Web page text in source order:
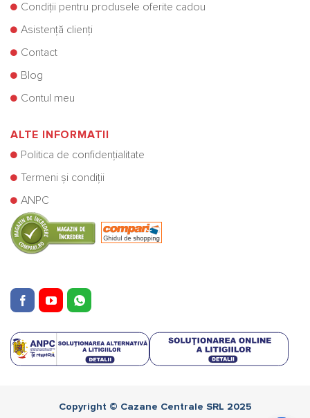
Condiții pentru produsele oferite cadou
Asistență clienți
Contact
Blog
Contul meu
ALTE INFORMATII
Politica de confidențialitate
Termeni și condiții
ANPC
Copyright © Cazane Centrale SRL 2025